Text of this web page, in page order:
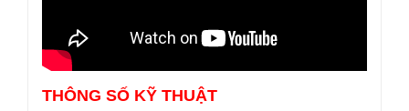
THÔNG SỐ KỸ THUẬT